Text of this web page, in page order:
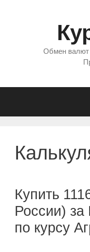
Обмен валют
Купить
России)
по курсу